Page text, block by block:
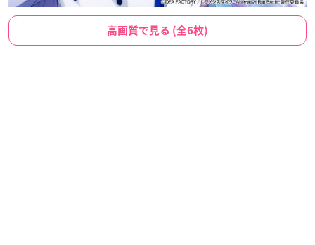
高画質で見る (全6枚)